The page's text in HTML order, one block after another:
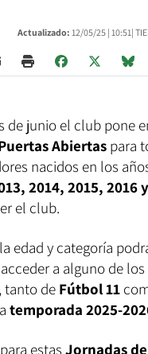
Actualizado: 12/05/25 | 10:51|
de junio el club pone
Abiertas para
nacidos en los
2014, 2015, 2016
el club.
edad y categoría
a alguno de
tanto de Fútbol 11
temporada 2025-
estas Jornadas